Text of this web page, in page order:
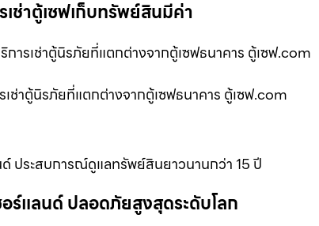
เช่าตู้เซฟเก็บทรัพย์สินมีค่า
ารเช่าตู้นิรภัยที่แตกต่างจากตู้เซฟธนาคาร ตู้เซฟ.com
เช่าตู้นิรภัยที่แตกต่างจากตู้เซฟธนาคาร ตู้เซฟ.com
ด์ ประสบการณ์ดูแลทรัพย์สินยาวนานกว่า 15 ปี
อร์แลนด์ ปลอดภัยสูงสุดระดับโลก